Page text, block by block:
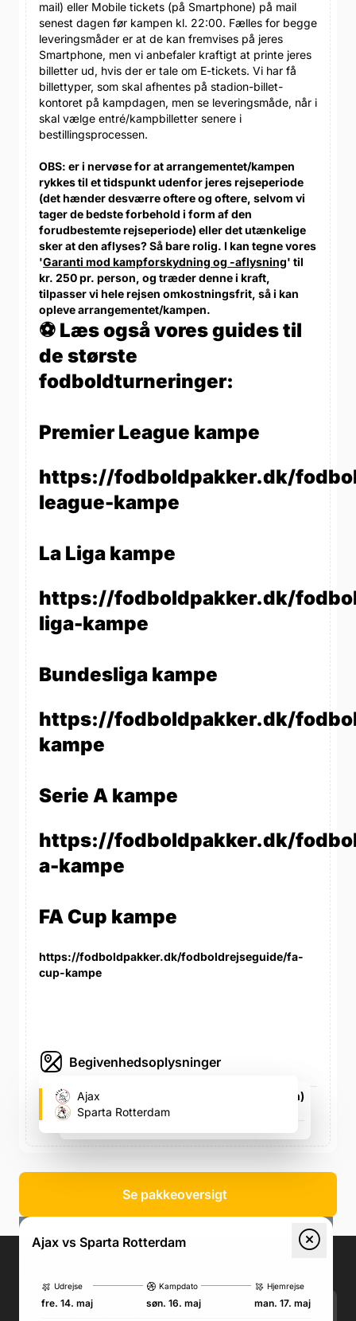
mail) eller Mobile tickets (på Smartphone) på mail
senest dagen før kampen kl. 22:00. Fælles for begge
leveringsmåder er at de kan fremvises på jeres
Smartphone, men vi anbefaler kraftigt at printe jeres
billetter ud, hvis der er tale om E-tickets. Vi har få
billettyper, som skal afhentes på stadion-billet-
kontoret på kampdagen, men se leveringsmåde, når i
skal vælge entré/kampbilletter senere i
bestillingsprocessen.
OBS: er i nervøse for at arrangementet/kampen
rykkes til et tidspunkt udenfor jeres rejseperiode
(det hænder desværre oftere og oftere, selvom vi
tager de bedste forbehold i form af den
forudbestemte rejseperiode) eller det utænkelige
sker at den aflyses? Så bare rolig. I kan tegne vores
'Garanti mod kampforskydning og -aflysning' til
kr. 250 pr. person, og træder denne i kraft,
tilpasser vi hele rejsen omkostningsfrit, så i kan
opleve arrangementet/kampen.
⚽ Læs også vores guides til
de største
fodboldturneringer:
Premier League kampe
https://fodboldpakker.dk/
league-kampe
La Liga kampe
https://fodboldpakker.dk/
liga-kampe
Bundesliga kampe
https://fodboldpakker.dk/
kampe
Serie A kampe
https://fodboldpakker.dk/
a-kampe
FA Cup kampe
https://fodboldpakker.dk/fodboldrejseguide/fa-
cup-kampe
Begivenhedsoplysninger
Johan Cruijff Arena (Ajax's fodboldstadion)
ArenA Boulevard 1, ArenA Boulevard 1
Ajax
Sparta Rotterdam
Se pakkeoversigt
Ajax vs Sparta Rotterdam
Udrejse
fre. 14. maj
Kampdato
søn. 16. maj
Hjemrejse
man. 17. maj